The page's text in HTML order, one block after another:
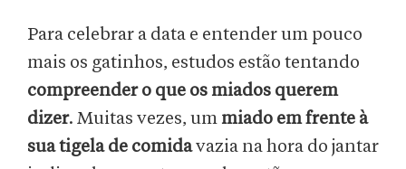
Para celebrar a data e entender um pouco
mais os gatinhos, estudos estão tentando
compreender o que os miados querem
dizer. Muitas vezes, um miado em frente à
sua tigela de comidavazia na hora do jantar